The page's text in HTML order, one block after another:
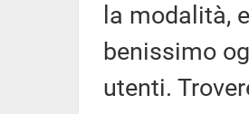
la modalità,
benissimo
utenti.